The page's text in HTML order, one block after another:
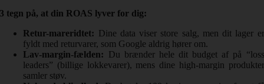
3 tegn på, at din ROAS lyver for dig:
Retur-mareridtet: Dine data viser store salg, men dit lager er
fyldt med returvarer, som Google aldrig hører om.
Lav-margin-fælden: Du brænder hele dit budget af på “loss
leaders” (billige lokkevarer), mens dine high-margin produkter
samler støv.